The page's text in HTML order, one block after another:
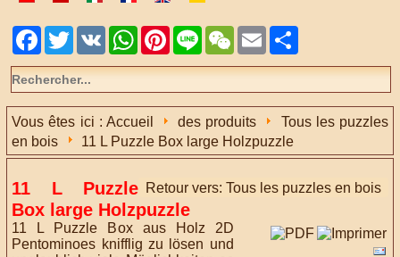
Facebook
TwitterVK WhatsApp
Pinterest
Line WeChatEmail
Vous êtes ici : Accueil des produits
Tous les puzzles
en bois
11 L Puzzle Box large Holzpuzzle
Retour vers: Tous les puzzles en bois
11 L Puzzle
Box large Holzpuzzle
11 L Puzzle Box aus Holz 2D
Pentominoes knifflig zu lösen und